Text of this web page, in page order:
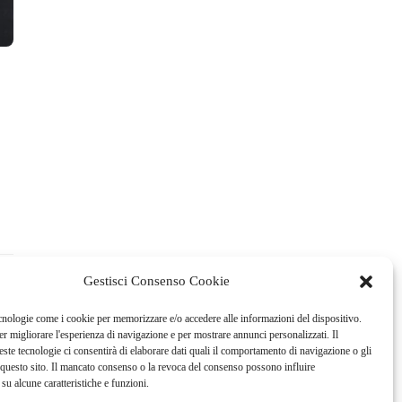
Gestisci Consenso Cookie
come i cookie per memorizzare e/o accedere alle informazioni del dispositivo.
migliorare l'esperienza di navigazione e per mostrare annunci personalizzati. Il
tecnologie ci consentirà di elaborare dati quali il comportamento di navigazione o gli
sito. Il mancato consenso o la revoca del consenso possono influire
alcune caratteristiche e funzioni.